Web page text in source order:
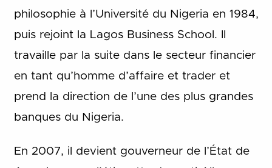
philosophie à l’Université du Nigeria en 1984,
puis rejoint la Lagos Business School. Il
travaille par la suite dans le secteur financier
en tant qu’homme d’affaire et trader et
prend la direction de l’une des plus grandes
banques du Nigeria.
En 2007, il devient gouverneur de l’État de